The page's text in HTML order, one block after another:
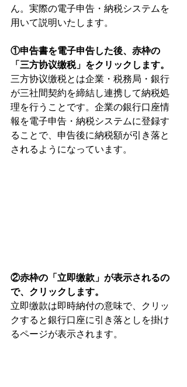
ん。実際の電子申告・納税システムを
用いて説明いたします。
①申告書を電子申告した後、赤枠の
「三方协议缴税」をクリックします。
三方协议缴税とは企業・税務局・銀行
が三社間契約を締結し連携して納税処
理を行うことです。企業の銀行口座情
報を電子申告・納税システムに登録す
ることで、申告後に納税額が引き落と
されるようになっています。
②赤枠の「立即缴款」が表示されるの
で、クリックします。
立即缴款は即時納付の意味で、クリッ
クすると銀行口座に引き落としを掛け
るページが表示されます。